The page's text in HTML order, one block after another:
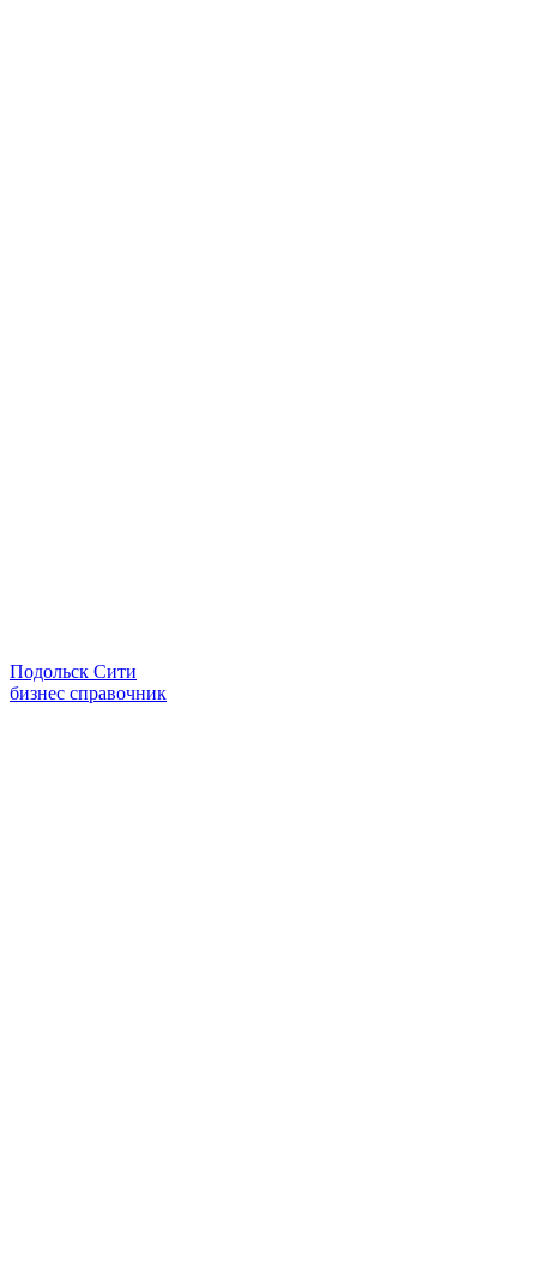
Подольск Сити
бизнес справочник